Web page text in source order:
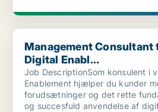
Management Consultant til
Management Consultant
Digital Enabl...
Job DescriptionSom konsulent i
Enablement hjælper du kunder
forudsætninger og det rette
og succesfuld anvendelse af